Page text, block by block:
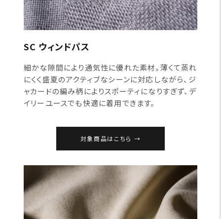
SC ウィンドパス
細かな隙間により通気性に優れた素材。薄くて蒸れ
にくく盛夏のアクティブなシーンに対応しながら、ジ
ャカードの編み柄によりスポーティになりすぎず、デ
イリーユースでも快適に着用できます。
対象商品はこちら